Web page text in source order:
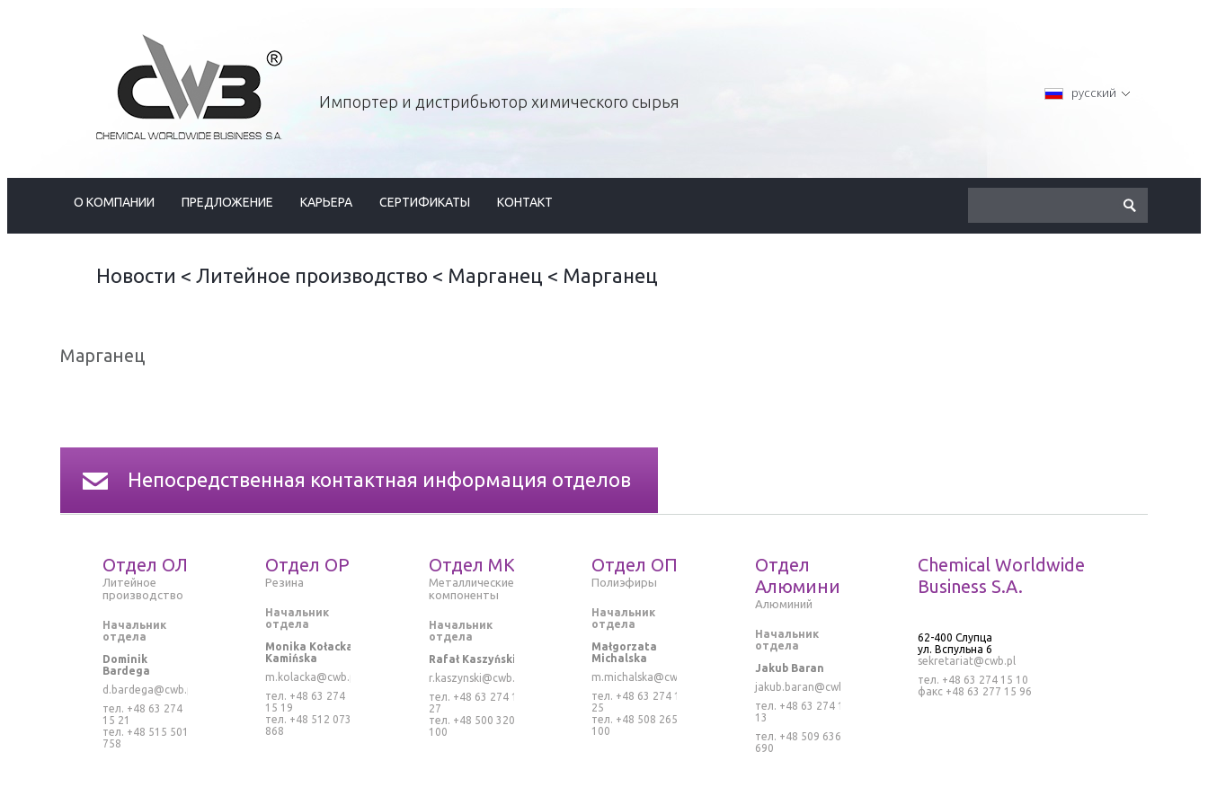
Импортер и дистрибьютор химического сырья русский
О КОМПАНИИ ПРЕДЛОЖЕНИЕ КАРЬЕРА СЕРТИФИКАТЫ КОНТАКТ
Новости < Литейное производство < Mарганец < Mарганец
Mарганец
Непосредственная контактная информация отделов
Отдел ОЛ
Литейное
производство
Начальник
отдела
Dominik
Bardega
d.bardega@cwb.pl
тел. +48 63 274
15 21
тел. +48 515 501
758
Отдел ОР
Резина
Начальник
отдела
Monika Kołacka
Kamińska
m.kolacka@cwb.pl
тел. +48 63 274
15 19
тел. +48 512 073
868
Отдел MK
Mеталлическиe
компоненты
Начальник
отдела
Rafał Kaszyński
r.kaszynski@cwb.pl
тел. +48 63 274 15
27
тел. +48 500 320
100
Отдел ОП
Полиэфиры
Начальник
отдела
Małgorzata
Michalska
m.michalska@cwb.pl
тел. +48 63 274 15
25
тел. +48 508 265
100
Отдел
Алюминия
Алюминий
Начальник
отдела
Jakub Baran
jakub.baran@cwb.pl
тел. +48 63 274 15
13
тел. +48 509 636
690
Chemical Worldwide
Business S.A.
62-400 Слупца
ул. Вспульна 6
sekretariat@cwb.pl
тел. +48 63 274 15 10
факс +48 63 277 15 96